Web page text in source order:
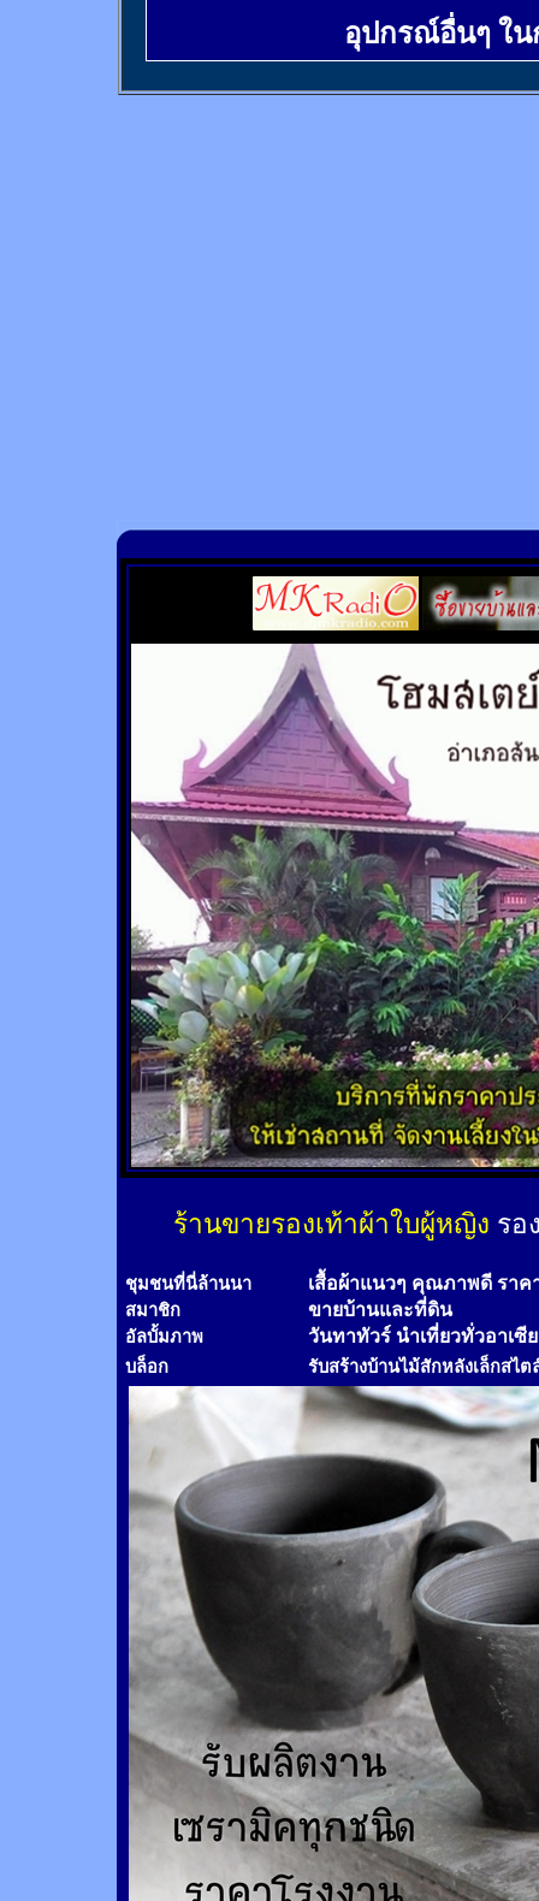
อุปกรณ์อื่นๆ ใ
ร้านขายรองเท้าผ้าใบผู้หญิง รอ
ชุมชนที่นี่ล้านนา เสื้อผ้าแนวๆ คุณภาพดี ราค
สมาชิก ขายบ้านและที่ดิน
อัลบั้มภาพ วันทาทัวร์ นำเที่ยวทั่วอาเซี
บล็อก รับสร้างบ้านไม้สักหลังเล็กสไต